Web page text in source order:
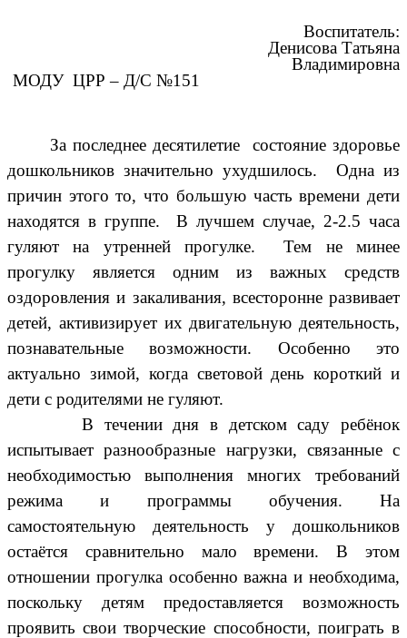
Воспитатель:
Денисова Татьяна
Владимировна
МОДУ ЦРР – Д/С №151
За последнее десятилетие состояние здоровье
дошкольников значительно ухудшилось. Одна из
причин этого то, что большую часть времени дети
находятся в группе. В лучшем случае, 2-2.5 часа
гуляют на утренней прогулке. Тем не минее
прогулку является одним из важных средств
оздоровления и закаливания, всесторонне развивает
детей, активизирует их двигательную деятельность,
познавательные возможности. Особенно это
актуально зимой, когда световой день короткий и
дети с родителями не гуляют.
В течении дня в детском саду ребёнок
испытывает разнообразные нагрузки, связанные с
необходимостью выполнения многих требований
режима и программы обучения. На
самостоятельную деятельность у дошкольников
остаётся сравнительно мало времени. В этом
отношении прогулка особенно важна и необходима,
поскольку детям предоставляется возможность
проявить свои творческие способности, поиграть в